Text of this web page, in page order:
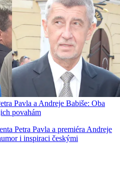
Pavla a Andreje Babiše: Oba
povahám
Petra Pavla a premiéra Andreje
i inspiraci českými